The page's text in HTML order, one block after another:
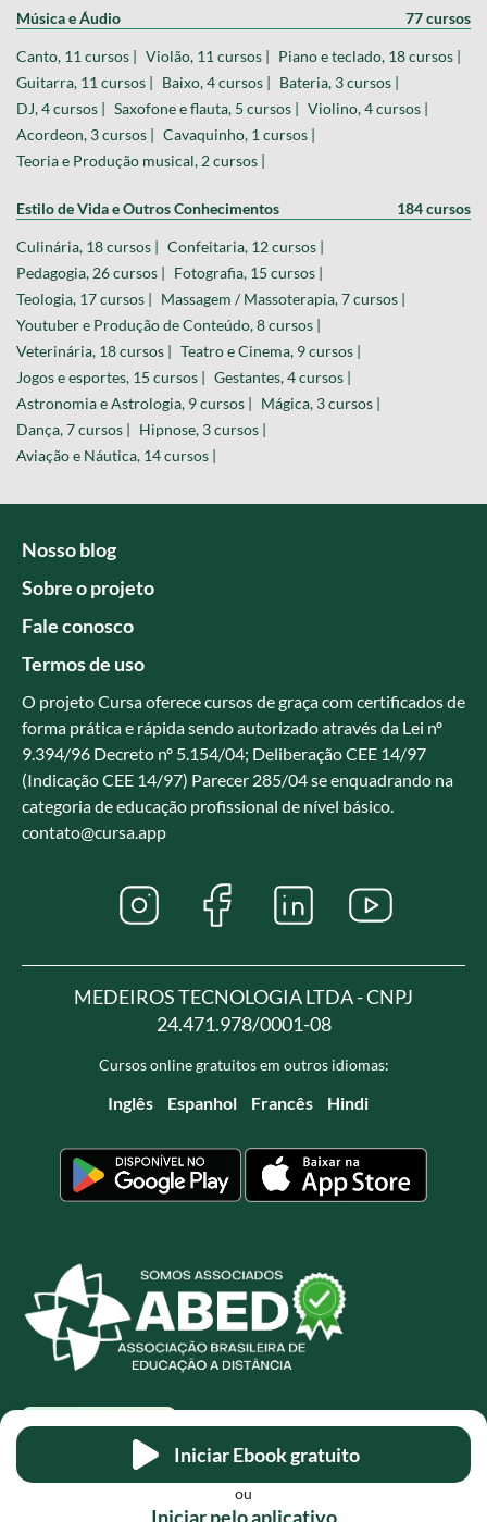
Iniciar Ebook gratuito
ou
Iniciar pelo aplicativo
Música e Áudio 77 cursos
Canto, 11 cursos | Violão, 11 cursos |
Piano e teclado, 18 cursos |
Guitarra, 11 cursos |
Baixo, 4 cursos |
Bateria, 3 cursos |
DJ, 4 cursos |
Saxofone e flauta, 5 cursos |
Violino, 4 cursos |
Acordeon, 3 cursos |
Cavaquinho, 1 cursos |
Teoria e Produção musical, 2 cursos |
Estilo de Vida e Outros Conhecimentos 184 cursos
Culinária, 18 cursos |
Confeitaria, 12 cursos |
Pedagogia, 26 cursos |
Fotografia, 15 cursos |
Teologia, 17 cursos |
Massagem / Massoterapia, 7 cursos |
Youtuber e Produção de Conteúdo, 8 cursos |
Veterinária, 18 cursos |
Teatro e Cinema, 9 cursos |
Jogos e esportes, 15 cursos |
Gestantes, 4 cursos |
Astronomia e Astrologia, 9 cursos |
Mágica, 3 cursos |
Dança, 7 cursos |
Hipnose, 3 cursos |
Aviação e Náutica, 14 cursos |
Nosso blog
Sobre o projeto
Fale conosco
Termos de uso
O projeto Cursa oferece cursos de graça com certificados de
forma prática e rápida sendo autorizado através da Lei nº
9.394/96 Decreto nº 5.154/04; Deliberação CEE 14/97
(Indicação CEE 14/97) Parecer 285/04 se enquadrando na
categoria de educação profissional de nível básico.
contato@cursa.app
MEDEIROS TECNOLOGIA LTDA - CNPJ
24.471.978/0001-08
Cursos online gratuitos em outros idiomas:
Inglês Espanhol Francês Hindi